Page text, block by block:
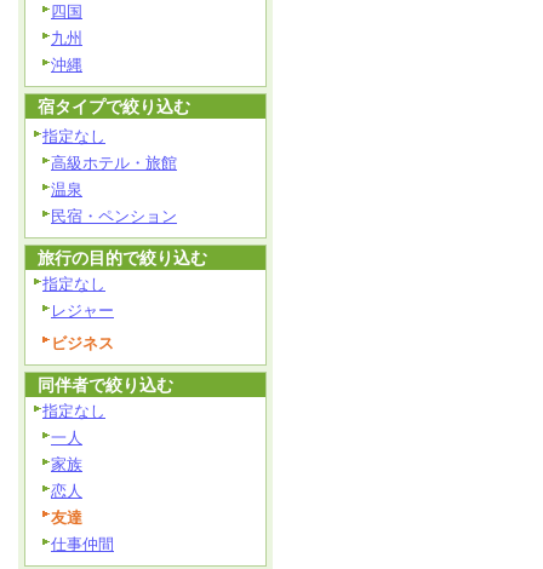
四国
九州
沖縄
宿タイプで絞り込む
指定なし
高級ホテル・旅館
温泉
民宿・ペンション
旅行の目的で絞り込む
指定なし
レジャー
ビジネス
同伴者で絞り込む
指定なし
一人
家族
恋人
友達
仕事仲間